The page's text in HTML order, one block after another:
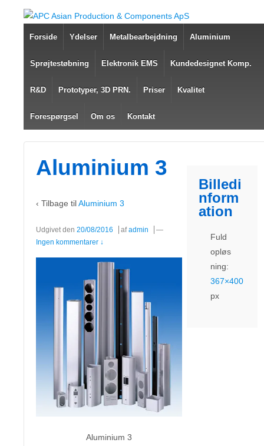
Forside Ydelser Metalbearbejdning Aluminium
Sprøjtestøbning Elektronik EMS Kundedesignet Komp.
R&D Prototyper, 3D PRN. Priser Kvalitet
Forespørgsel Om os Kontakt
Aluminium 3
‹ Tilbage tilAluminium 3
Udgivet den 20/08/2016 afadmin
—
Ingen kommentarer ↓
Aluminium 3
Billedi
nform
ation
Fuld
opløs
ning:
367×400
px